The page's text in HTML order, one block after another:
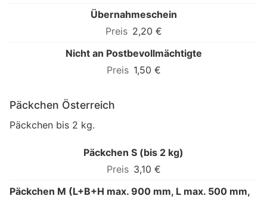
Übernahmeschein
2,20 €
Nicht an Postbevollmächtigte
1,50 €
Päckchen Österreich
Päckchen bis 2 kg.
Päckchen S (bis 2 kg)
3,10 €
Päckchen M (L+B+H max. 900 mm, L max. 500 mm,